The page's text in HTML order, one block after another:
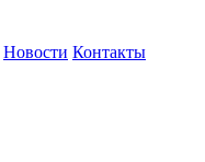
Новости Контакты